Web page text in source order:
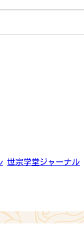
世宗学堂ジャーナル